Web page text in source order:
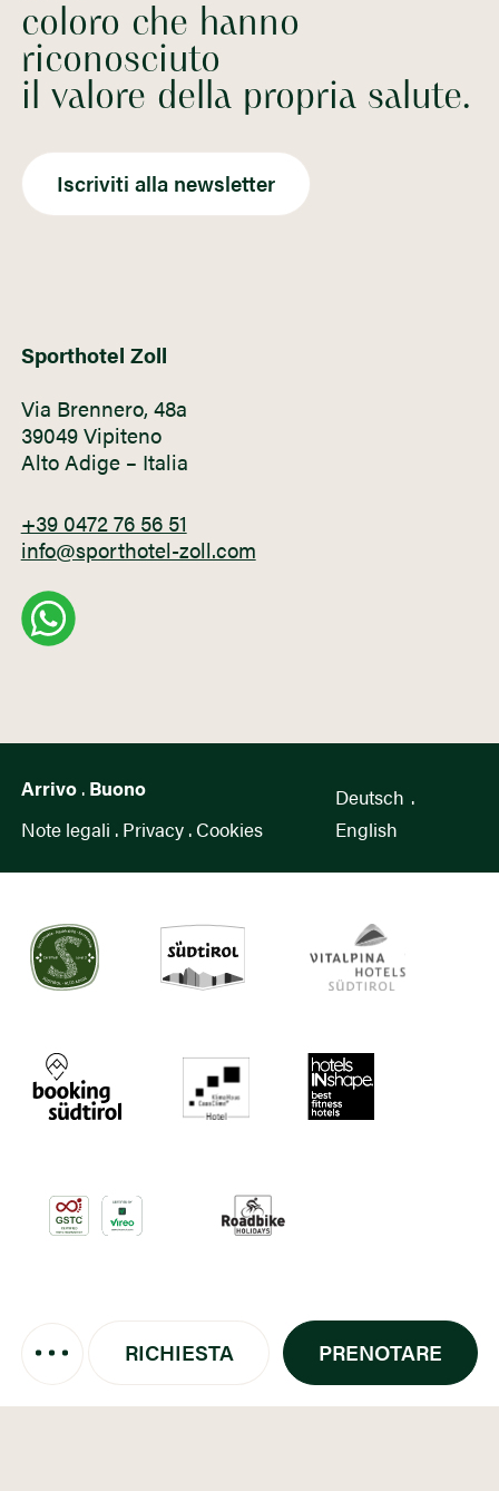
RICHIESTA PRENOTARE
coloro che hanno
riconosciuto
il valore della propria salute.
Iscriviti alla newsletter
Sporthotel Zoll
Via Brennero, 48a
39049 Vipiteno
Alto Adige – Italia
+39 0472 76 56 51
info@sporthotel-zoll.com
Arrivo . Buono
Note legali . Privacy . Cookies
Deutsch .
English